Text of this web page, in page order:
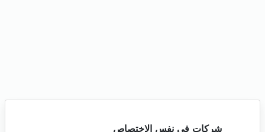
شركات في نفس الإختصاص